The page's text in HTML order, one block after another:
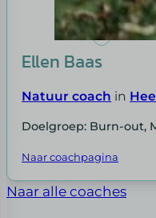
Ellen Baas
Natuur coach in
Doelgroep: Burn-out,
Naar coachpagina
Naar alle coaches